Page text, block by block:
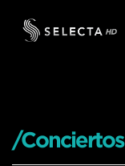
/Conciertos